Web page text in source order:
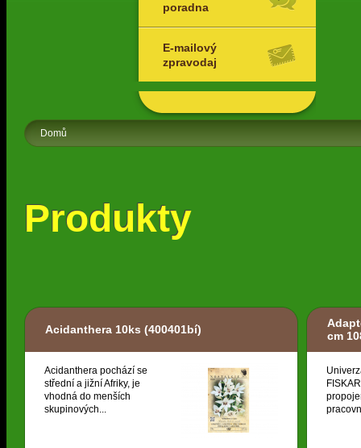
poradna
E-mailový
zpravodaj
Domů
Produkty
Acidanthera 10ks (400401bí)
Acidanthera pochází se
střední a jižní Afriky, je
vhodná do menších
skupinových...
cm